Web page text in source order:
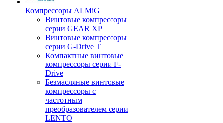
Компрессоры ALMiG
Винтовые компрессоры
серии GEAR XP
Винтовые компрессоры
серии G-Drive T
Компактные винтовые
компрессоры серии F-
Drive
Безмасляные винтовые
компрессоры с
частотным
преобразователем серии
LENTO